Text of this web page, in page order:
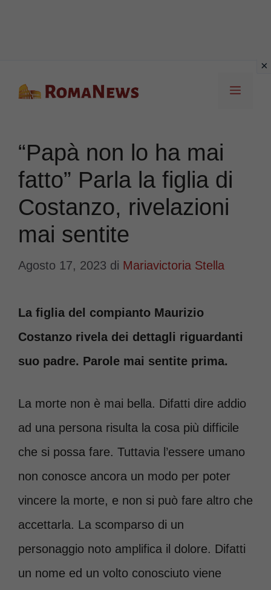
Menu
“Papà non lo ha mai
fatto” Parla la figlia di
Costanzo, rivelazioni
mai sentite
Agosto 17, 2023 di Mariavictoria Stella
La figlia del compianto Maurizio
Costanzo rivela dei dettagli riguardanti
suo padre. Parole mai sentite prima.
La morte non è mai bella. Difatti dire addio
ad una persona risulta la cosa più difficile
che si possa fare. Tuttavia l’essere umano
non conosce ancora un modo per poter
vincere la morte, e non si può fare altro che
accettarla. La scomparso di un
personaggio noto amplifica il dolore. Difatti
un nome ed un volto conosciuto viene